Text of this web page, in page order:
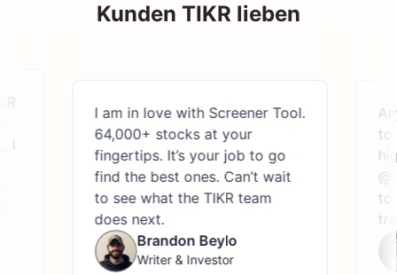
Kunden TIKR lieben
I am in love with Screener Tool.
64,000+ stocks at your
fingertips. It’s your job to go
find the best ones. Can’t wait
to see what the TIKR team
does next.
Brandon Beylo
Writer & Investor
to
to